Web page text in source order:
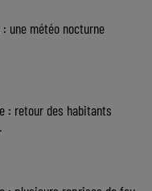
une météo nocturne
: retour des habitants